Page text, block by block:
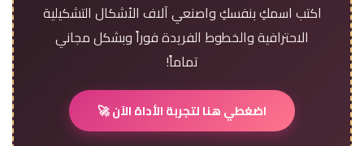
اكتب اسمكِ بنفسكِ واصنعي آلاف الأشكال التشكيلية
الاحترافية والخطوط الفريدة فوراً وبشكل مجاني
تماماً!
اضغطي هنا لتجربة الأداة الآن 🚀